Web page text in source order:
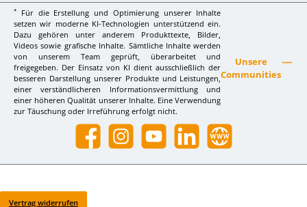
*
Für die Erstellung und Optimierung unserer Inhalte
setzen wir moderne KI-Technologien unterstützend ein.
Dazu gehören unter anderem Produkttexte, Bilder,
Videos sowie grafische Inhalte. Sämtliche Inhalte werden
von unserem Team geprüft, überarbeitet und
freigegeben. Der Einsatz von KI dient ausschließlich der
besseren Darstellung unserer Produkte und Leistungen,
einer verständlicheren Informationsvermittlung und
einer höheren Qualität unserer Inhalte. Eine Verwendung
zur Täuschung oder Irreführung erfolgt nicht.
Unsere
Communities
Facebook InstagramYouTube LinkedIn Website
Vertrag widerrufen